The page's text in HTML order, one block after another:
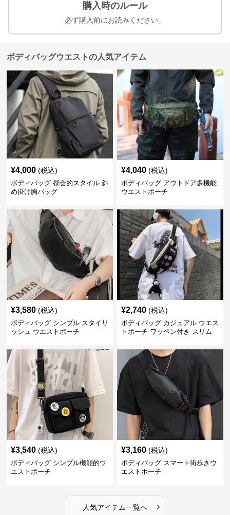
購入時のルール
必ず購入前にお読みください。
ボディバッグウエストの人気アイテム
¥4,000 (税込)
ボディバッグ 都会的スタイル 斜
め掛け胸バッグ
¥4,040 (税込)
ボディバッグ アウトドア多機能
ウエストポーチ
¥3,580 (税込)
ボディバッグ シンプル スタイリ
ッシュ ウエストポーチ
¥2,740 (税込)
ボディバッグ カジュアル ウエス
トポーチ ワッペン付き スリム
¥3,540 (税込)
ボディバッグ シンプル機能的ウ
エストポーチ
¥3,160 (税込)
ボディバッグ スマート街歩きウ
エストポーチ
人気アイテム一覧へ ›